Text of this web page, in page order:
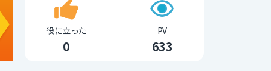
役に立った
0
PV
633